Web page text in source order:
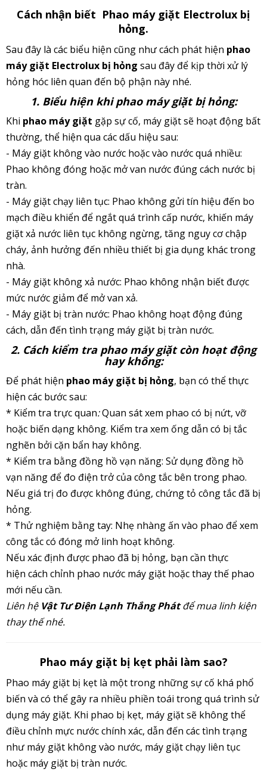
Cách nhận biết Phao máy giặt Electrolux bị
hỏng.
Sau đây là các biểu hiện cũng như cách phát hiện phao
máy giặt Electrolux bị hỏng sau đây để kịp thời xử lý
hỏng hóc liên quan đến bộ phận này nhé.
1. Biểu hiện khi phao máy giặt bị hỏng:
Khi phao máy giặt gặp sự cố, máy giặt sẽ hoạt động bất
thường, thể hiện qua các dấu hiệu sau:
- Máy giặt không vào nước hoặc vào nước quá nhiều:
Phao không đóng hoặc mở van nước đúng cách nước bị
tràn.
- Máy giặt chạy liên tục: Phao không gửi tín hiệu đến bo
mạch điều khiển để ngắt quá trình cấp nước, khiến máy
giặt xả nước liên tục không ngừng, tăng nguy cơ chập
cháy, ảnh hưởng đến nhiều thiết bị gia dụng khác trong
nhà.
- Máy giặt không xả nước: Phao không nhận biết được
mức nước giảm để mở van xả.
- Máy giặt bị tràn nước: Phao không hoạt động đúng
cách, dẫn đến tình trạng máy giặt bị tràn nước.
2. Cách kiểm tra phao máy giặt còn hoạt động
hay không:
Để phát hiện phao máy giặt bị hỏng, bạn có thể thực
hiện các bước sau:
* Kiểm tra trực quan:Quan sát xem phao có bị nứt, vỡ
hoặc biến dạng không. Kiểm tra xem ống dẫn có bị tắc
nghẽn bởi cặn bẩn hay không.
* Kiểm tra bằng đồng hồ vạn năng: Sử dụng đồng hồ
vạn năng để đo điện trở của công tắc bên trong phao.
Nếu giá trị đo được không đúng, chứng tỏ công tắc đã bị
hỏng.
* Thử nghiệm bằng tay: Nhẹ nhàng ấn vào phao để xem
công tắc có đóng mở linh hoạt không.
Nếu xác định được phao đã bị hỏng, bạn cần thực
hiện cách chỉnh phao nước máy giặt hoặc thay thế phao
mới nếu cần.
Liên hệ Vật Tư Điện Lạnh Thắng Phátđể mua linh kiện
thay thế nhé.
Phao máy giặt bị kẹt phải làm sao?
Phao máy giặt bị kẹt là một trong những sự cố khá phổ
biến và có thể gây ra nhiều phiền toái trong quá trình sử
dụng máy giặt. Khi phao bị kẹt, máy giặt sẽ không thể
điều chỉnh mực nước chính xác, dẫn đến các tình trạng
như máy giặt không vào nước, máy giặt chạy liên tục
hoặc máy giặt bị tràn nước.